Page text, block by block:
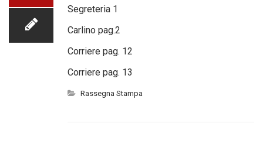
Segreteria 1
Carlino pag.2
Corriere pag. 12
Corriere pag. 13
Rassegna Stampa